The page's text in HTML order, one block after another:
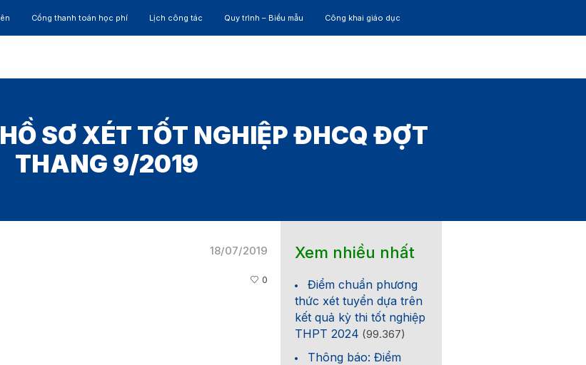
Cổng thanh toán học phí Lịch công tác Quy trình – Biểu mẫu Công khai giáo dục
SƠ XÉT TỐT NGHIỆP ĐHCQ ĐỢT
THANG 9/2019
18/07/2019
0
Xem nhiều nhất
Điểm chuẩn phương
thức xét tuyển dựa trên
kết quả kỳ thi tốt nghiệp
THPT 2024 (99.367)
Thông báo: Điểm